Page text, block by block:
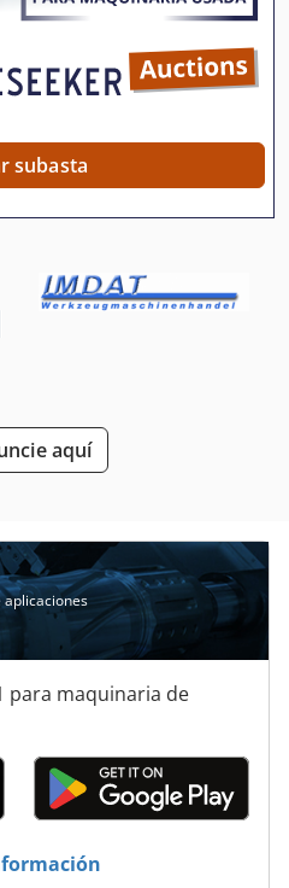
Bobina
subasta
aquí
aplicaciones
para maquinaria de